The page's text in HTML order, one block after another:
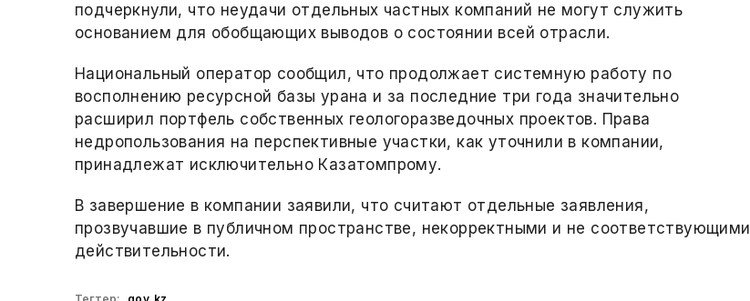
подчеркнули, что неудачи отдельных частных компаний не могут служить
основанием для обобщающих выводов о состоянии всей отрасли.
Национальный оператор сообщил, что продолжает системную работу по
восполнению ресурсной базы урана и за последние три года значительно
расширил портфель собственных геологоразведочных проектов. Права
недропользования на перспективные участки, как уточнили в компании,
принадлежат исключительно Казатомпрому.
В завершение в компании заявили, что считают отдельные заявления,
прозвучавшие в публичном пространстве, некорректными и не соответствующими
действительности.